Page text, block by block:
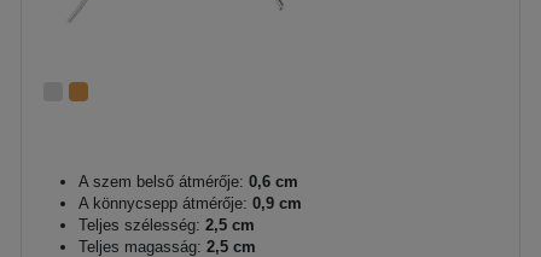
A szem belső átmérője: 0,6 cm
A könnycsepp átmérője: 0,9 cm
Teljes szélesség: 2,5 cm
Teljes magasság: 2,5 cm